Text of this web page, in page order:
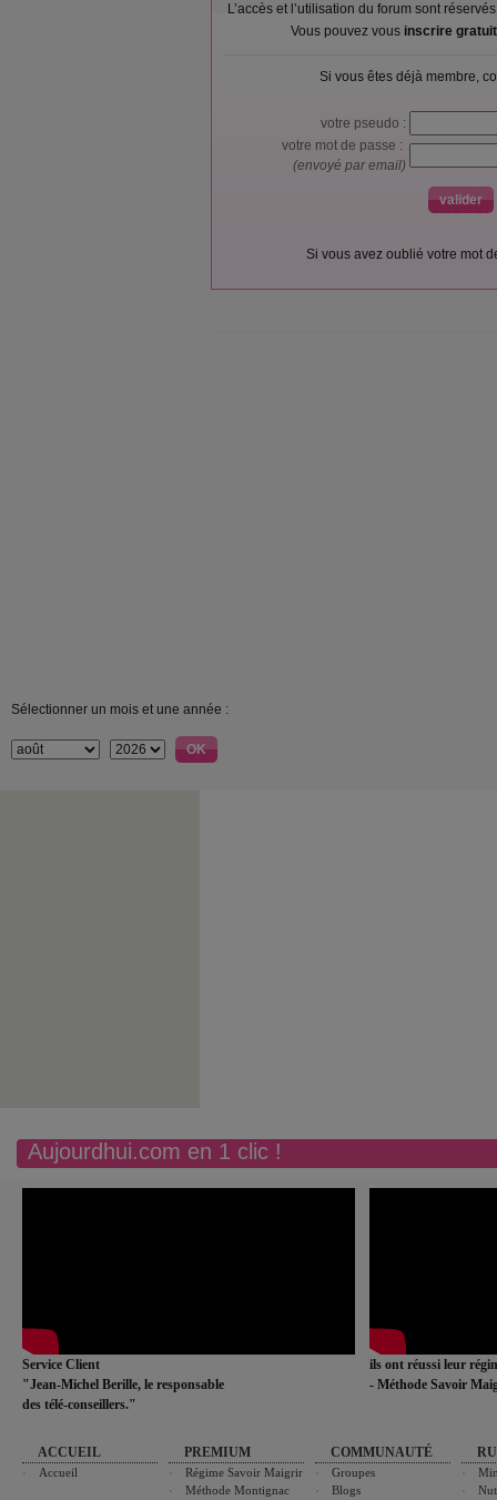
L’accès et l’utilisation du forum sont
Vous pouvez vous inscrire
Si vous êtes déjà membre,
votre pseudo :
votre mot de passe :
(envoyé par email)
Si vous avez oublié votre mot
Sélectionner un mois et une année :
Aujourdhui.com en 1 clic !
Service Client
"Jean-Michel Berille, le responsable
des télé-conseillers."
ils ont réussi leur
- Méthode Savoir
ACCUEIL
Accueil
PREMIUM
Régime Savoir Maigrir
Méthode Montignac
COMMUNAUTÉ
Groupes
Blogs